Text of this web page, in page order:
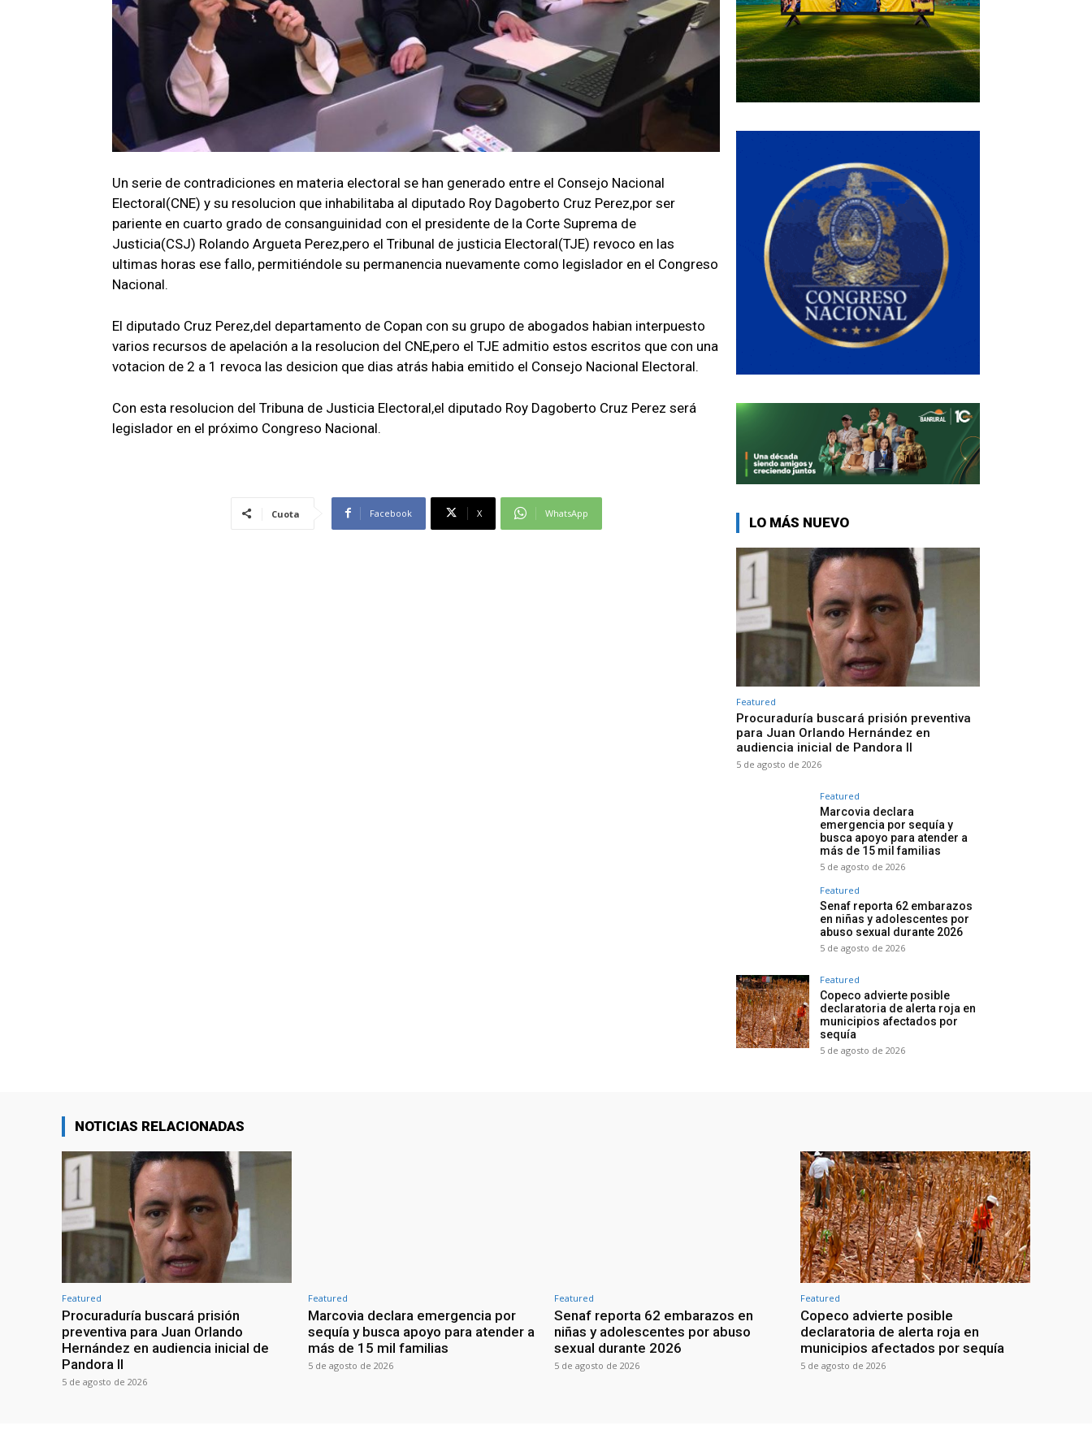
Un serie de contradiciones en materia electoral se han generado entre el Consejo Nacional
Electoral(CNE) y su resolucion que inhabilitaba al diputado Roy Dagoberto Cruz Perez,por ser
pariente en cuarto grado de consanguinidad con el presidente de la Corte Suprema de
Justicia(CSJ) Rolando Argueta Perez,pero el Tribunal de justicia Electoral(TJE) revoco en las
ultimas horas ese fallo, permitiéndole su permanencia nuevamente como legislador en el Congreso
Nacional.
El diputado Cruz Perez,del departamento de Copan con su grupo de abogados habian interpuesto
varios recursos de apelación a la resolucion del CNE,pero el TJE admitio estos escritos que con una
votacion de 2 a 1 revoca las desicion que dias atrás habia emitido el Consejo Nacional Electoral.
Con esta resolucion del Tribuna de Justicia Electoral,el diputado Roy Dagoberto Cruz Perez será
legislador en el próximo Congreso Nacional.
Cuota Facebook X WhatsApp
LO MÁS NUEVO
Featured
Procuraduría buscará prisión preventiva
para Juan Orlando Hernández en
audiencia inicial de Pandora II
5 de agosto de 2026
Featured
Marcovia declara
emergencia por sequía y
busca apoyo para atender a
más de 15 mil familias
5 de agosto de 2026
Featured
Senaf reporta 62 embarazos
en niñas y adolescentes por
abuso sexual durante 2026
5 de agosto de 2026
Featured
Copeco advierte posible
declaratoria de alerta roja en
municipios afectados por
sequía
5 de agosto de 2026
NOTICIAS RELACIONADAS
Featured
Procuraduría buscará prisión
preventiva para Juan Orlando
Hernández en audiencia inicial de
Pandora II
5 de agosto de 2026
Featured
Marcovia declara emergencia por
sequía y busca apoyo para atender a
más de 15 mil familias
5 de agosto de 2026
Featured
Senaf reporta 62 embarazos en
niñas y adolescentes por abuso
sexual durante 2026
5 de agosto de 2026
Featured
Copeco advierte posible
declaratoria de alerta roja en
municipios afectados por sequía
5 de agosto de 2026